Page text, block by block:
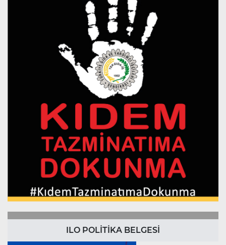
ILO POLİTİKA BELGESİ